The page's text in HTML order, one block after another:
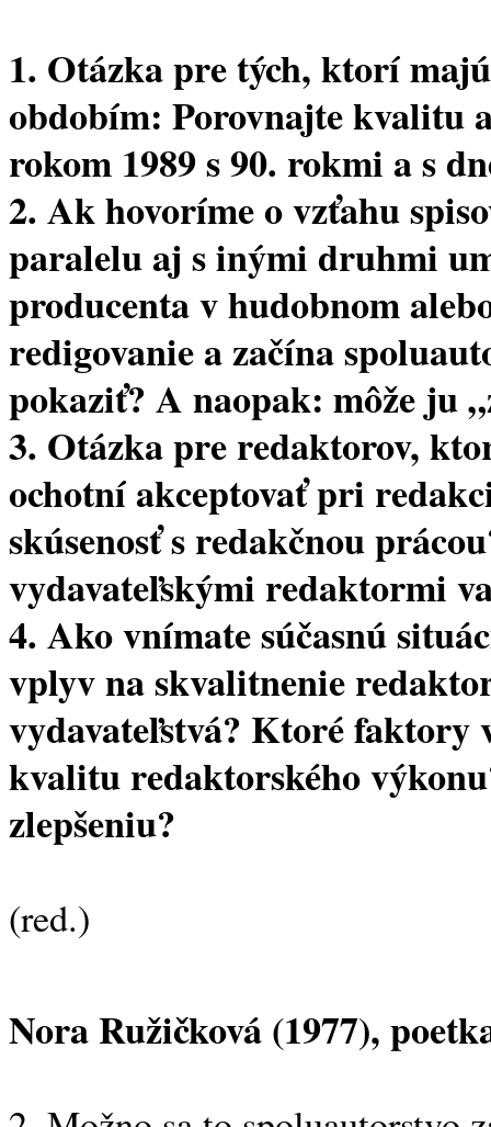
1. Otázka pre tých, ktorí
obdobím: Porovnajte kvalitu
rokom 1989 s 90. rokmi a s
2. Ak hovoríme o vzťahu
paralelu aj s inými druhmi
producenta v hudobnom
redigovanie a začína
pokaziť? A naopak: môže ju
3. Otázka pre redaktorov,
ochotní akceptovať pri
skúsenosť s redakčnou
vydavateľskými redaktormi
4. Ako vnímate súčasnú
vplyv na skvalitnenie
vydavateľstvá? Ktoré faktory
kvalitu redaktorského
zlepšeniu?
(red.)
Nora Ružičková (1977),